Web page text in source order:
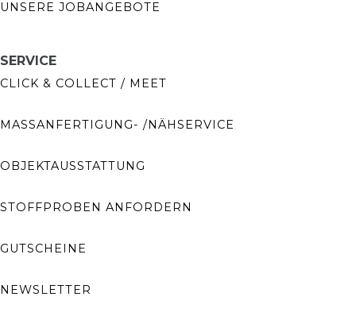
UNSERE JOBANGEBOTE
SERVICE
CLICK & COLLECT / MEET
MASSANFERTIGUNG- /NÄHSERVICE
OBJEKTAUSSTATTUNG
STOFFPROBEN ANFORDERN
GUTSCHEINE
NEWSLETTER